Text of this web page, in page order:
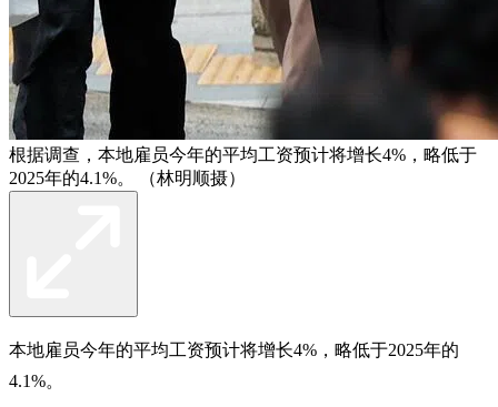
根据调查，本地雇员今年的平均工资预计将增长4%，略低于
2025年的4.1%。 （林明顺摄）
本地雇员今年的平均工资预计将增长4%，略低于2025年的
4.1%。